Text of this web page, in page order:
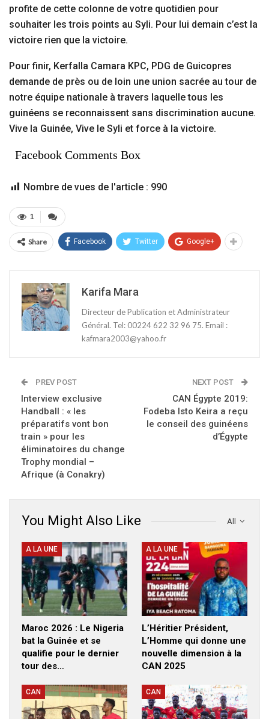
profite de cette colonne de votre quotidien pour
souhaiter les trois points au Syli. Pour lui demain c’est la
victoire rien que la victoire.
Pour finir, Kerfalla Camara KPC, PDG de Guicopres
demande de près ou de loin une union sacrée au tour de
notre équipe nationale à travers laquelle tous les
guinéens se reconnaissent sans discrimination aucune.
Vive la Guinée, Vive le Syli et force à la victoire.
Facebook Comments Box
Nombre de vues de l'article : 990
1
Share Facebook Twitter Google+
Karifa Mara
Directeur de Publication et Administrateur
Général. Tel: 00224 622 32 96 75. Email :
kafmara2003@yahoo.fr
PREV POST
Interview exclusive
Handball : « les
préparatifs vont bon
train » pour les
éliminatoires du change
Trophy mondial –
Afrique (à Conakry)
NEXT POST
CAN Égypte 2019:
Fodeba Isto Keira a reçu
le conseil des guinéens
d’Égypte
All
You Might Also Like
A LA UNE
Maroc 2026 : Le Nigeria
bat la Guinée et se
qualifie pour le dernier
tour des…
A LA UNE
L’Héritier Président,
L’Homme qui donne une
nouvelle dimension à la
CAN 2025
CAN CAN